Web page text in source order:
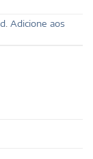
. Adicione aos